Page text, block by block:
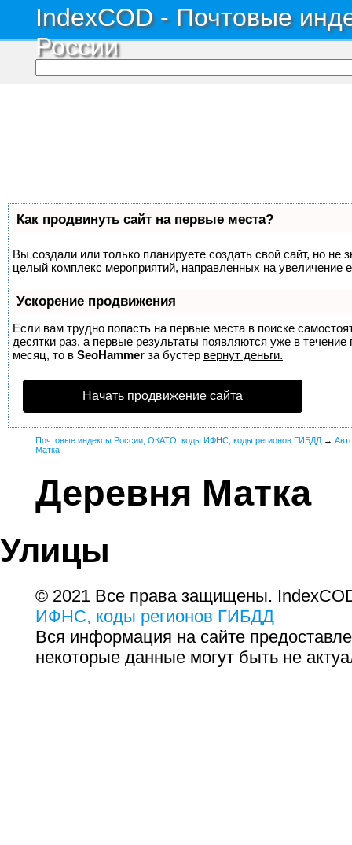
IndexCOD - Почтовые
России
Как продвинуть сайт на первые места?
Вы создали или только планируете создать свой сайт, но не
целый комплекс мероприятий, направленных на увеличение
Ускорение продвижения
Если вам трудно попасть на первые места в поиске
десятки раз, а первые результаты появляются уже в
месяц, то в SeoHammer за бустер вернут деньги.
Начать продвижение сайта
Почтовые индексы России, ОКАТО, коды ИФНС, коды регионов ГИБДД →
Матка
Деревня Матка
Улицы
© 2021 Все права защищены.
ИФНС, коды регионов ГИБДД
Вся информация на сайте
некоторые данные могут быть не